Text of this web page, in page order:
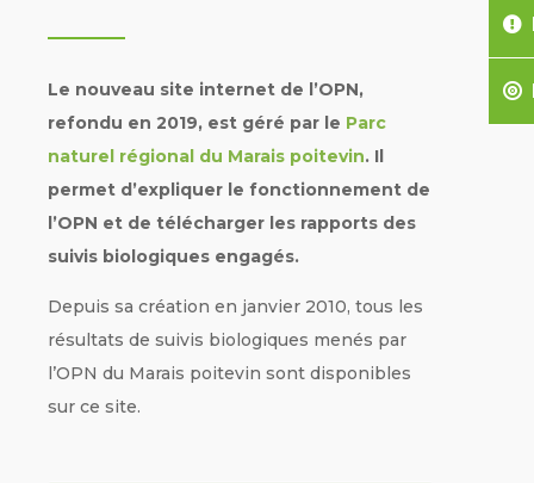
Le nouveau site internet de l’OPN,
refondu en 2019, est géré par le Parc
naturel régional du Marais poitevin. Il
permet d’expliquer le fonctionnement de
l’OPN et de télécharger les rapports des
suivis biologiques engagés.
Depuis sa création en janvier 2010, tous les
résultats de suivis biologiques menés par
l’OPN du Marais poitevin sont disponibles
sur ce site.